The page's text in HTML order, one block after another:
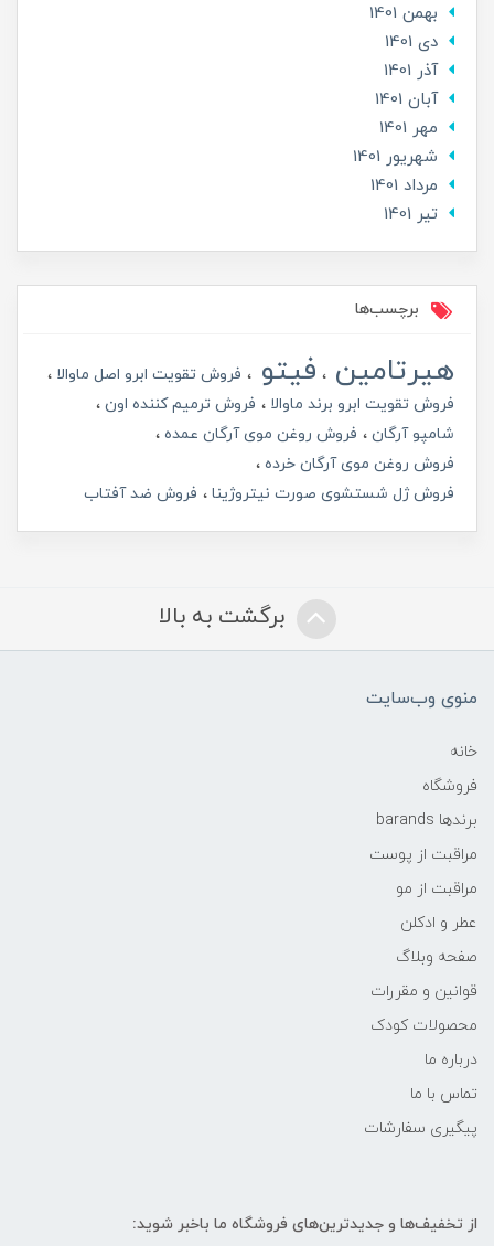
بهمن 1401
دی 1401
آذر 1401
آبان 1401
مهر 1401
شهریور 1401
مرداد 1401
تير 1401
برچسب‌ها
هیرتامین فیتو
فروش تقویت ابرو اصل ماوالا
فروش تقویت ابرو برند ماوالا
فروش ترمیم کننده اون
شامپو آرگان
فروش روغن موی آرگان عمده
فروش روغن موی آرگان خرده
فروش ژل شستشوی صورت نیتروژینا
فروش ضد آفتاب
برگشت به بالا
منوی وب‌سایت
خانه
فروشگاه
برندها barands
مراقبت از پوست
مراقبت از مو
عطر و ادکلن
صفحه وبلاگ
قوانین و مقررات
محصولات کودک
درباره ما
تماس با ما
پیگیری سفارشات
از تخفیف‌ها و جدیدترین‌های فروشگاه ما باخبر شوید: